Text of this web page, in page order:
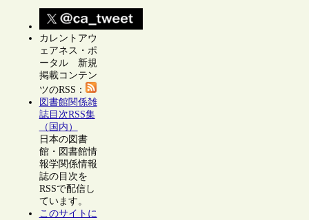
カレントアウ
ェアネス・ポ
ータル 新規
掲載コンテン
ツのRSS：
図書館関係雑
誌目次RSS集
（国内）
日本の図書
館・図書館情
報学関係情報
誌の目次を
RSSで配信し
ています。
このサイトに